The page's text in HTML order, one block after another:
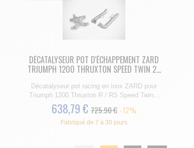
DÉCATALYSEUR POT D'ÉCHAPPEMENT ZARD
TRIUMPH 1200 THRUXTON SPEED TWIN 2...
Décatalyseur pot racing en inox ZARD pour
Triumph 1200 Thruxton R / RS Speed Twin...
638,79 € 725.90 € -12%
Fabriqué de 7 à 30 jours